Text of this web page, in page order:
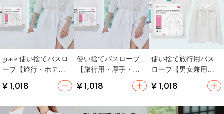
grace 使い捨てバスロ
ーブ【旅行・ホテル
用・厚手・抗菌・パ
ール模様】
¥ 1,018
使い捨てバスローブ
【旅行用・厚手・パ
ールテクスチャ・持
ち運び便利・脱衣不
¥ 1,018
使い捨て旅行用バス
ローブ【男女兼用・
厚手・毛が落ちにく
い・個別包装】
¥ 1,018